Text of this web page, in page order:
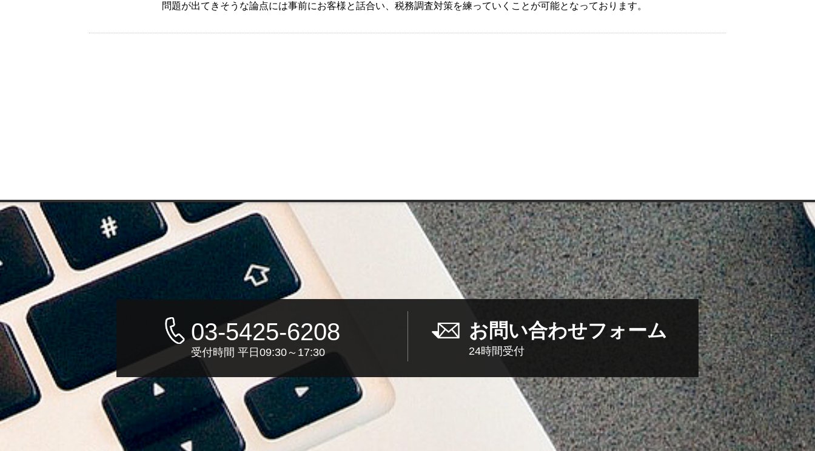
問題が出てきそうな論点には事前にお客様と話合い、税務調査対策を練っていくことが可能となっております。
03-5425-6208
受付時間 平日09:30～17:30
お問い合わせフォーム
24時間受付